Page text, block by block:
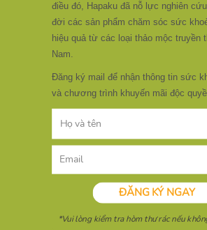
điều đó, Hapaku đã nỗ lực nghiên
đời các sản phẩm chăm sóc sức
hiệu quả từ các loại thảo mộc truyền
Nam.
Đăng ký mail để nhận thông tin sức
và chương trình khuyến mãi độc